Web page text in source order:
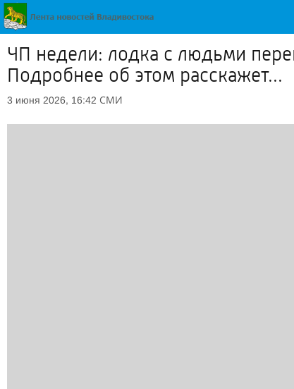
ЧП недели: лодка с людьми
Подробнее об этом расскажет...
3 июня 2026, 16:42 СМИ